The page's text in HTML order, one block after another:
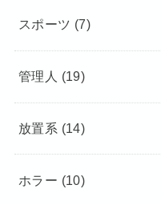
スポーツ (7)
管理人 (19)
放置系 (14)
ホラー (10)